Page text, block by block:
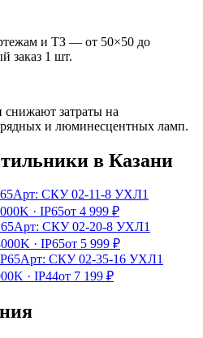
и ТЗ — от 50×50 до
заказ 1 шт.
снижают затраты на
и люминесцентных ламп.
в Казани
Арт: СКУ 02-11-8 УХЛ1
· IP65от 4 999 ₽
Арт: СКУ 02-20-8 УХЛ1
· IP65от 5 999 ₽
Арт: СКУ 02-35-16 УХЛ1
· IP44от 7 199 ₽